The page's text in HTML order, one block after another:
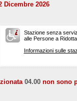
Dicembre 2026
Stazione senza
alle Persone a
Informazioni sulle
04.00 non sono